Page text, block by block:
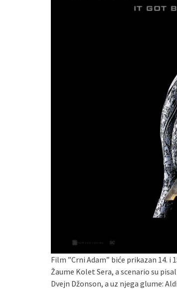
Film ”Crni Adam” biće prikazan 14.
Žaume Kolet Sera, a scenario su
Dvejn Džonson, a uz njega glume: